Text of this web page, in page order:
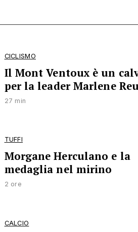
CICLISMO
Il Mont Ventoux è un
per la leader Marlene
27 min
TUFFI
Morgane Herculano e la
medaglia nel mirino
2 ore
CALCIO